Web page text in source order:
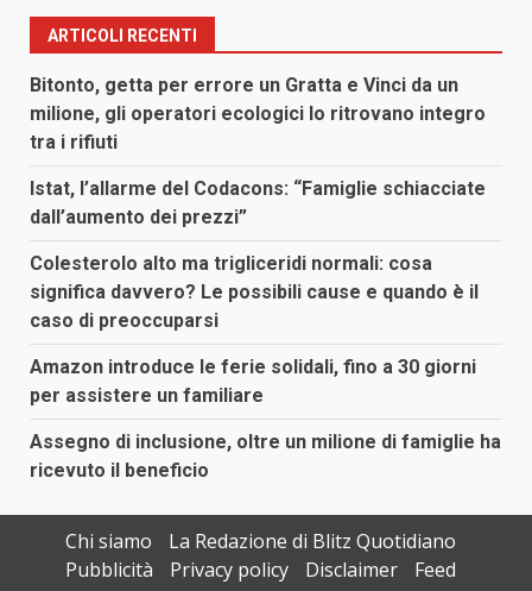
ARTICOLI RECENTI
Bitonto, getta per errore un Gratta e Vinci da un
milione, gli operatori ecologici lo ritrovano integro
tra i rifiuti
Istat, l’allarme del Codacons: “Famiglie schiacciate
dall’aumento dei prezzi”
Colesterolo alto ma trigliceridi normali: cosa
significa davvero? Le possibili cause e quando è il
caso di preoccuparsi
Amazon introduce le ferie solidali, fino a 30 giorni
per assistere un familiare
Assegno di inclusione, oltre un milione di famiglie ha
ricevuto il beneficio
Chi siamo
La Redazione di Blitz Quotidiano
Pubblicità
Privacy policy Disclaimer Feed